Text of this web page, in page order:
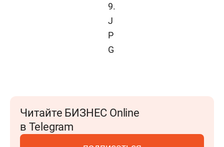
Читайте БИЗНЕС Online
в Telegram